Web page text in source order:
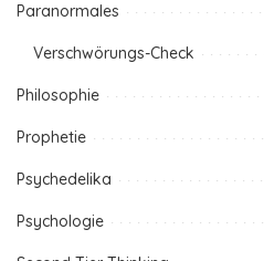
Paranormales
Verschwörungs-Check
Philosophie
Prophetie
Psychedelika
Psychologie